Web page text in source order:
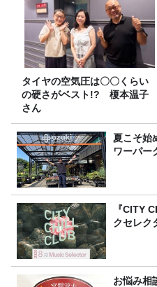
タイヤの空気圧は〇〇くらい
の硬さがベスト!? 榎本温子
さん
夏こそ始
ワーパー
『CITY
クセレク
お悩み相